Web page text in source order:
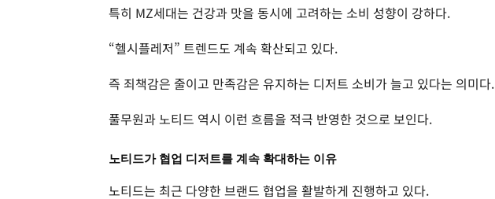
특히 MZ세대는 건강과 맛을 동시에 고려하는 소비 성향이 강하다.
“헬시플레저” 트렌드도 계속 확산되고 있다.
즉 죄책감은 줄이고 만족감은 유지하는 디저트 소비가 늘고 있다는 의미다.
풀무원과 노티드 역시 이런 흐름을 적극 반영한 것으로 보인다.
노티드가 협업 디저트를 계속 확대하는 이유
노티드는 최근 다양한 브랜드 협업을 활발하게 진행하고 있다.